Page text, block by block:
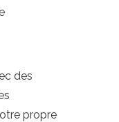
des
propre